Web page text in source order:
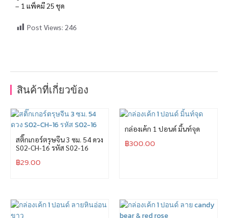
– 1 แพ็คมี 25 ชุด
Post Views: 246
สินค้าที่เกี่ยวข้อง
สติ๊กเกอร์ตรุษจีน 3 ซม. 54 ดวง
S02-CH-16 รหัส S02-16
฿29.00
กล่องเค้ก 1 ปอนด์ มิ้นท์จุด
฿300.00